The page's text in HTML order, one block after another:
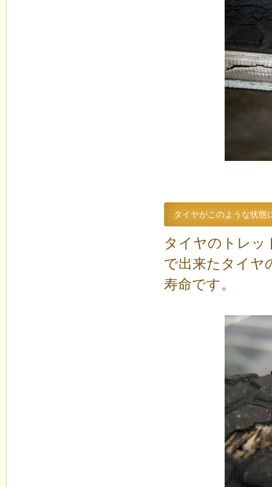
タイヤがこのような状態
タイヤのトレッ
で出来たタイヤ
寿命です。